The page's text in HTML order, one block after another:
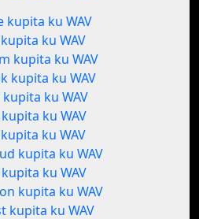
kupita ku WAV
ku WAV
kupita ku WAV
kupita ku WAV
ku WAV
ku WAV
ku WAV
kupita ku WAV
ku WAV
kupita ku WAV
kupita ku WAV